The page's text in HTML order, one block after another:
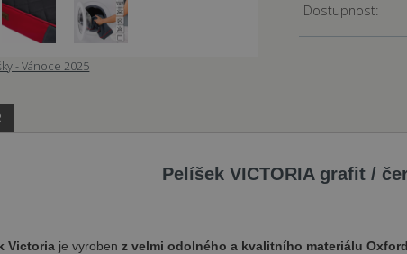
Dostupnost:
- Vánoce 2025
Pelíšek VICTORIA grafit /
Victoria je vyrobenz velmi odolného a kvalitního materiálu Oxford